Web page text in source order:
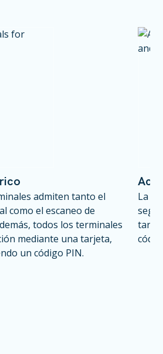
admiten tanto el
como el escaneo de
todos los terminales
mediante una tarjeta,
un código PIN.
La